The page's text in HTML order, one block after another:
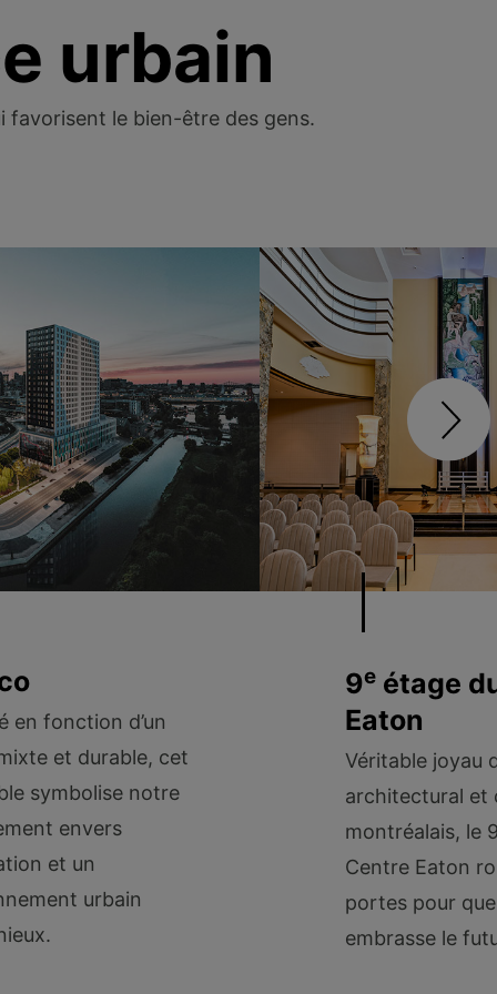
urbain
favorisent le bien-être des gens.
en fonction d’un
et durable, cet
symbolise notre
envers
et un
urbain
9eétage
Eaton
Véritable joyau
architectural et
montréalais, le
Centre Eaton
portes pour
embrasse le